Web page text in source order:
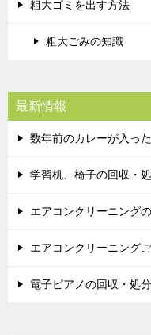
粗大ゴミを出す方法
粗大ごみの知識
最新情報
数年前のカレーが入っ
学習机、椅子の回収・
エアコンクリーニング
エアコンクリーニング
電子ピアノの回収・処